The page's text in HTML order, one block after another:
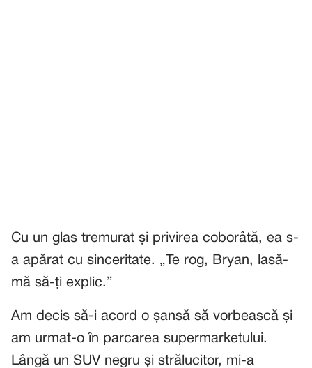
Cu un glas tremurat și privirea coborâtă, ea s-
a apărat cu sinceritate. „Te rog, Bryan, lasă-
mă să-ți explic.”
Am decis să-i acord o șansă să vorbească și
am urmat-o în parcarea supermarketului.
Lângă un SUV negru și strălucitor, mi-a